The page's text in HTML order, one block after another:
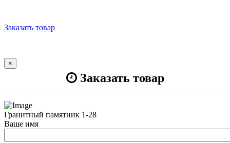
Заказать товар
×
Заказать товар
Гранитный памятник 1-28
Ваше имя